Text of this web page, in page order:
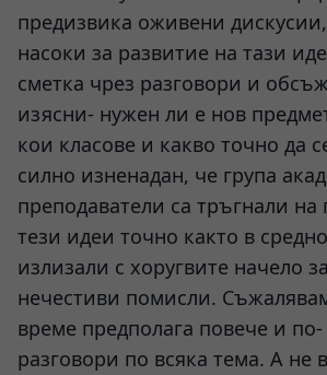
предизвика оживени
насоки за развитие на тази
сметка чрез разговори и
изясни- нужен ли е нов
кои класове и какво точно да
силно изненадан, че група
преподаватели са тръгнали
тези идеи точно както в
излизали с хоругвите начело
нечестиви помисли.
време предполага повече и
разговори по всяка тема. А не